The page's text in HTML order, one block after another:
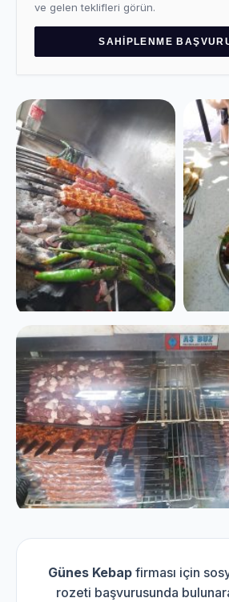
Günes Kebap firması için
rozeti başvurusunda
ve gelen teklifleri görün.
SAHIPLENME